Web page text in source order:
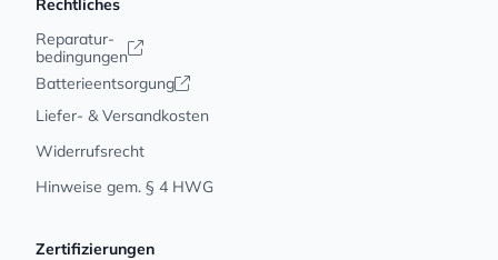
Rechtliches
Reparatur-
bedingungen
Batterieentsorgung
Liefer- & Versandkosten
Widerrufsrecht
Hinweise gem. § 4 HWG
Zertifizierungen